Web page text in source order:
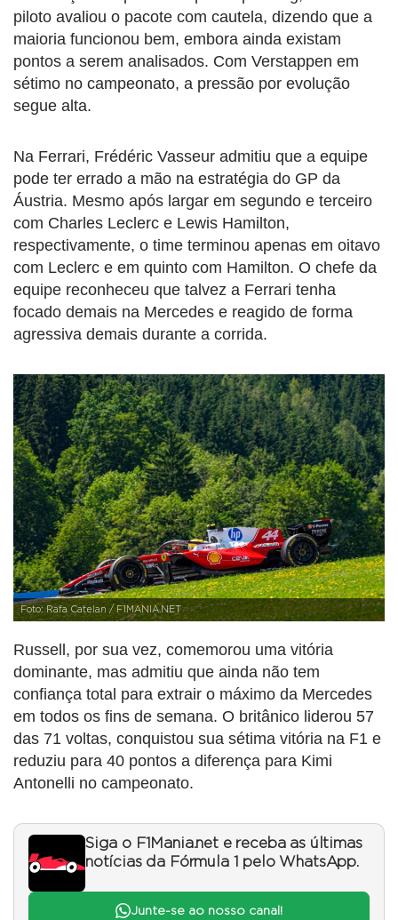
piloto avaliou o pacote com cautela, dizendo que a
maioria funcionou bem, embora ainda existam
pontos a serem analisados. Com Verstappen em
sétimo no campeonato, a pressão por evolução
segue alta.
Na Ferrari, Frédéric Vasseur admitiu que a equipe
pode ter errado a mão na estratégia do GP da
Áustria. Mesmo após largar em segundo e terceiro
com Charles Leclerc e Lewis Hamilton,
respectivamente, o time terminou apenas em oitavo
com Leclerc e em quinto com Hamilton. O chefe da
equipe reconheceu que talvez a Ferrari tenha
focado demais na Mercedes e reagido de forma
agressiva demais durante a corrida.
Foto: Rafa Catelan / F1MANIA.NET
Russell, por sua vez, comemorou uma vitória
dominante, mas admitiu que ainda não tem
confiança total para extrair o máximo da Mercedes
em todos os fins de semana. O britânico liderou 57
das 71 voltas, conquistou sua sétima vitória na F1 e
reduziu para 40 pontos a diferença para Kimi
Antonelli no campeonato.
Siga o F1Mania.net e receba as últimas
notícias da Fórmula 1 pelo WhatsApp.
Junte-se ao nosso canal!